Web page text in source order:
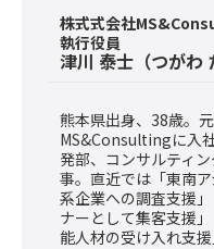
株式式会社
執行役員
津川 泰士 （つがわ
熊本県出身、38歳。元
MS&Consultingに入
発部、コンサルティ
事。直近では「東南
系企業への調査支援
ナーとして集客支援
能人材の受け入れ支援